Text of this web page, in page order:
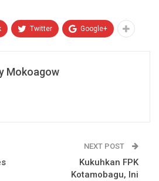
Twitter Google+
Mokoagow
NEXT POST
Kukuhkan FPK
Kotamobagu, Ini